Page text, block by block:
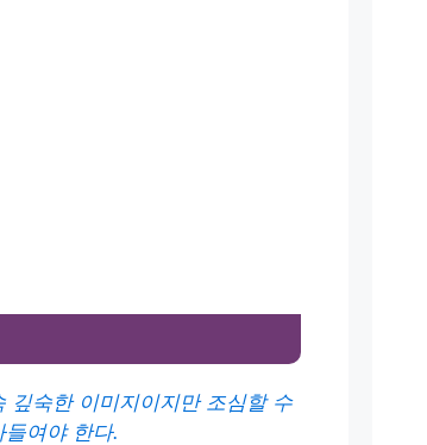
깊숙한 이미지이지만 조심할 수
여야 한다.